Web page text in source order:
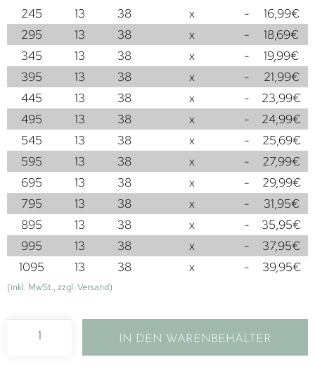
245
13 38 x - 16,99€
295
13 38 x - 18,69€
345
13 38 x - 19,99€
395
13 38 x - 21,99€
445
13 38 x - 23,99€
495
13 38 x - 24,99€
545
13 38 x - 25,69€
595
13 38 x - 27,99€
695
13 38 x - 29,99€
795
13 38 x - 31,95€
895
13 38 x - 35,95€
995
13 38 x - 37,95€
1095
13 38 x - 39,95€
(inkl. MwSt., zzgl. Versand)
IN DEN WARENBEHÄLTER